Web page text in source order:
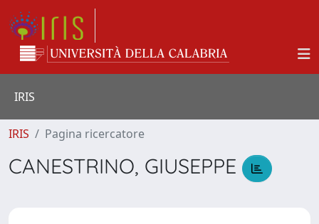
IRIS
IRIS Pagina ricercatore
CANESTRINO, GIUSEPPE